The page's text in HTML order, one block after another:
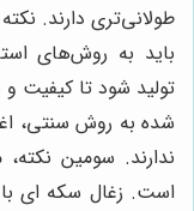
طولانی‌تری دارند.
باید به روش‌های
تولید شود تا کیفیت
شده به روش سنتی،
ندارند. سومین
است. زغال سکه ای با